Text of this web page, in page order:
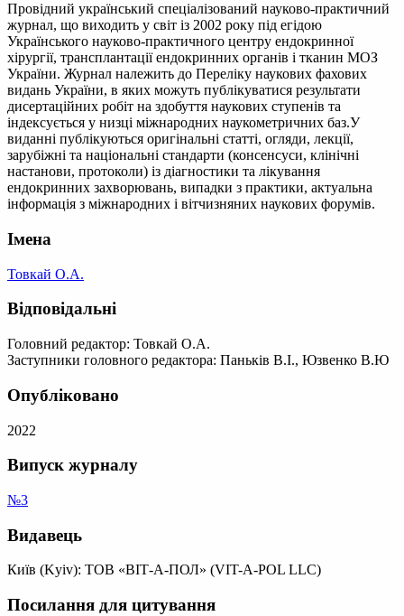
Провідний український спеціалізований науково-практичний
журнал, що виходить у світ із 2002 року під егідою
Українського науково-практичного центру ендокринної
хірургії, трансплантації ендокринних органів і тканин МОЗ
України. Журнал належить до Переліку наукових фахових
видань України, в яких можуть публікуватися результати
дисертаційних робіт на здобуття наукових ступенів та
індексується у низці міжнародних наукометричних баз.У
виданні публікуються оригінальні статті, огляди, лекції,
зарубіжні та національні стандарти (консенсуси, клінічні
настанови, протоколи) із діагностики та лікування
ендокринних захворювань, випадки з практики, актуальна
інформація з міжнародних і вітчизняних наукових форумів.
Імена
Товкай О.А.
Відповідальні
Головний редактор: Товкай О.А.
Заступники головного редактора: Паньків В.І., Юзвенко В.Ю
Опубліковано
2022
Випуск журналу
№3
Видавець
Київ (Kyiv): ТОВ «ВІТ-А-ПОЛ» (VIT-A-POL LLC)
Посилання для цитування